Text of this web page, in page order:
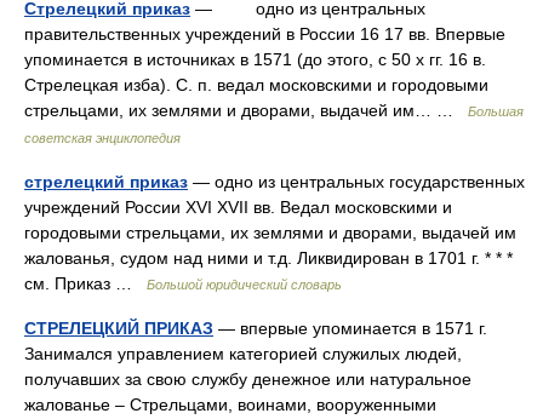
Стрелецкий приказ — одно из центральных
правительственных учреждений в России 16 17 вв. Впервые
упоминается в источниках в 1571 (до этого, с 50 х гг. 16 в.
Стрелецкая изба). С. п. ведал московскими и городовыми
стрельцами, их землями и дворами, выдачей им… …
Большая
советская энциклопедия
стрелецкий приказ — одно из центральных государственных
учреждений России XVI XVII вв. Ведал московскими и
городовыми стрельцами, их землями и дворами, выдачей им
жалованья, судом над ними и т.д. Ликвидирован в 1701 г. * * *
см. Приказ …
Большой юридический словарь
СТРЕЛЕЦКИЙ ПРИКАЗ — впервые упоминается в 1571 г.
Занимался управлением категорией служилых людей,
получавших за свою службу денежное или натуральное
жалованье – Стрельцами, воинами, вооруженными